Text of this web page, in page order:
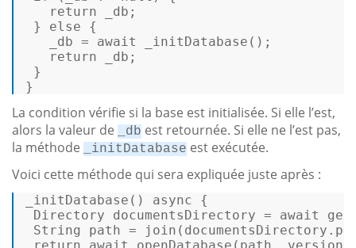
return _db;
} else {
_db = await
_initDatabase();
return _db;
}
}
La condition vérifie si la base est initialisée. Si elle l’est,
alors la valeur de
_db est retournée. Si elle ne l’est pas,
la méthode
_initDatabase est exécutée.
Voici cette méthode qui sera expliquée juste après :
_initDatabase() async {
Directory documentsDirectory = await
String path =
join